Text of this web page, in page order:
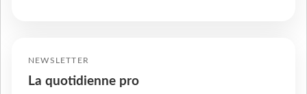
NEWSLETTER
La quotidienne pro